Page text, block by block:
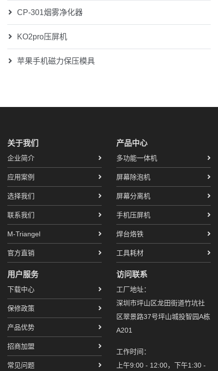
CP-301烟雾净化器
KO2pro压屏机
苹果手机磁力保压模具
关于我们
企业简介
应用案例
选择我们
联系我们
M-Triangel
官方直销
产品中心
多功能一体机
屏幕除泡机
屏幕分离机
手机压屏机
焊台烙铁
工具耗材
用户服务
下载中心
保修政策
产品优势
招商加盟
常见问题
访问联系
工厂地址：
深圳市坪山区龙田街道竹坑社
区翠景路37号坪山城投智园A栋
A201
工作时间：
上午9:00 - 12:00，下午1:30 -